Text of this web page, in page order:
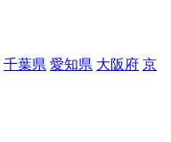
千葉県 愛知県 大阪府 京